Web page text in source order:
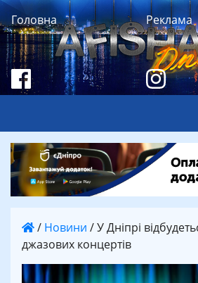
Головна Реклама
/ Новини /У Дніпрі
джазових концертів